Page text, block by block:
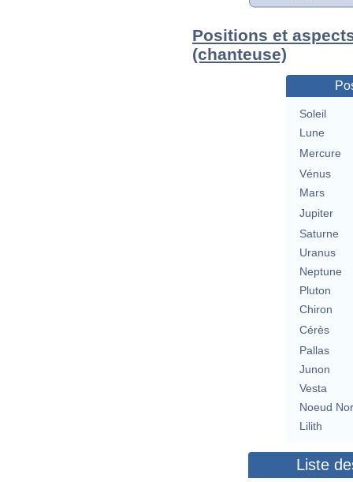
Positions et
(chanteuse)
Soleil
Lune
Mercure
Vénus
Mars
Jupiter
Saturne
Uranus
Neptune
Pluton
Chiron
Cérès
Pallas
Junon
Vesta
Noeud
Lilith
Liste